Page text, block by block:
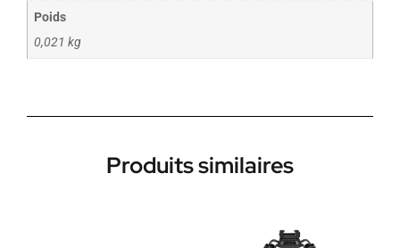
Poids
0,021 kg
Produits similaires